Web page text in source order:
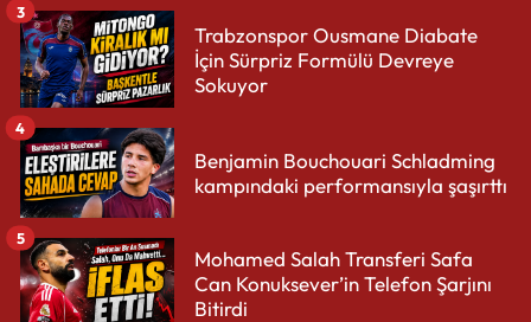
Trabzonspor Ousmane Diabate
İçin Sürpriz Formülü Devreye
Sokuyor
3
Benjamin Bouchouari Schladming
kampındaki performansıyla şaşırttı
4
Mohamed Salah Transferi Safa
Can Konuksever’in Telefon Şarjını
Bitirdi
5